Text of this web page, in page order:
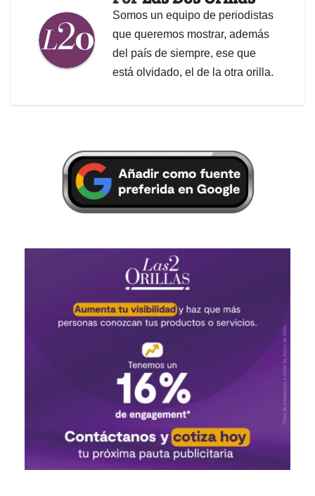
Somos un equipo de periodistas
que queremos mostrar, además
del país de siempre, ese que
está olvidado, el de la otra orilla.